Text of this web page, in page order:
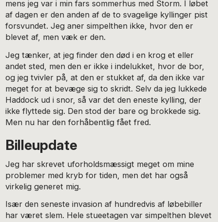
mens jeg var i min fars sommerhus med Storm. I løbet
af dagen er den anden af de to svagelige kyllinger pist
forsvundet. Jeg aner simpelthen ikke, hvor den er
blevet af, men væk er den.
Jeg tænker, at jeg finder den død i en krog et eller
andet sted, men den er ikke i indelukket, hvor de bor,
og jeg tvivler på, at den er stukket af, da den ikke var
meget for at bevæge sig to skridt. Selv da jeg lukkede
Haddock ud i snor, så var det den eneste kylling, der
ikke flyttede sig. Den stod der bare og brokkede sig.
Men nu har den forhåbentlig fået fred.
Billeupdate
Jeg har skrevet uforholdsmæssigt meget om mine
problemer med kryb for tiden, men det har også
virkelig generet mig.
Især den seneste invasion af hundredvis af løbebiller
har været slem. Hele stueetagen var simpelthen blevet